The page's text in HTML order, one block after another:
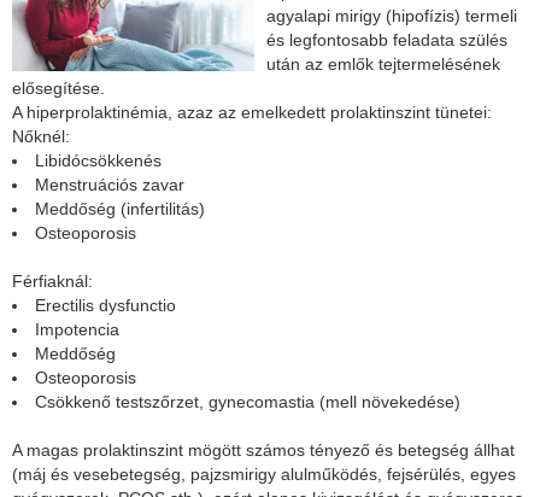
agyalapi mirigy (hipofízis) termeli
és legfontosabb feladata szülés
után az emlők tejtermelésének
elősegítése.
A hiperprolaktinémia, azaz az emelkedett prolaktinszint tünetei:
Nőknél:
Libidócsökkenés
Menstruációs zavar
Meddőség (infertilitás)
Osteoporosis
Férfiaknál:
Erectilis dysfunctio
Impotencia
Meddőség
Osteoporosis
Csökkenő testszőrzet, gynecomastia (mell növekedése)
A magas prolaktinszint mögött számos tényező és betegség állhat
(máj és vesebetegség, pajzsmirigy alulműködés, fejsérülés, egyes